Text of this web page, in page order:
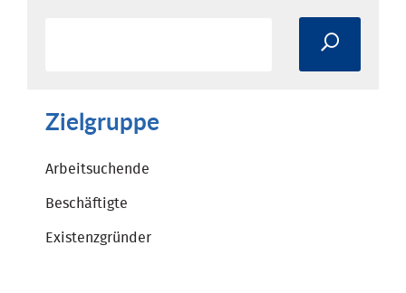
Zielgruppe
Arbeitsuchende
Beschäftigte
Existenzgründer